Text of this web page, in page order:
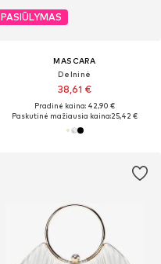
PASIŪLYMAS
MASCARA
Delninė
38,61 €
Pradinė kaina: 42,90 €
Paskutinė mažiausia kaina:25,42 €